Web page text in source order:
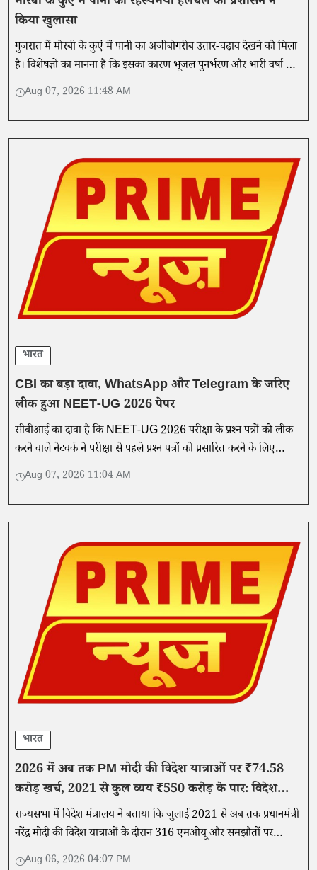
किया खुलासा
गुजरात में मोरबी के कुएं में पानी का अजीबोगरीब उतार-चढ़ाव देखने को मिला
है। विशेषज्ञों का मानना ​​है कि इसका कारण भूजल पुनर्भरण और भारी वर्षा हो
सकते हैं।
Aug 07, 2026 11:48 AM
भारत
CBI का बड़ा दावा, WhatsApp और Telegram के जरिए
लीक हुआ NEET-UG 2026 पेपर
सीबीआई का दावा है कि NEET-UG 2026 परीक्षा के प्रश्न पत्रों को लीक
करने वाले नेटवर्क ने परीक्षा से पहले प्रश्न पत्रों को प्रसारित करने के लिए
व्हाट्सएप, टेलीग्राम और डिजिटल फाइलों का इस्तेमाल किया।
Aug 07, 2026 11:04 AM
भारत
2026 में अब तक PM मोदी की विदेश यात्राओं पर ₹74.58
करोड़ खर्च, 2021 से कुल व्यय ₹550 करोड़ के पार: विदेश
मंत्रालय
राज्यसभा में विदेश मंत्रालय ने बताया कि जुलाई 2021 से अब तक प्रधानमंत्री
नरेंद्र मोदी की विदेश यात्राओं के दौरान 316 एमओयू और समझौतों पर
हस्ताक्षर किए गए हैं।
Aug 06, 2026 04:07 PM